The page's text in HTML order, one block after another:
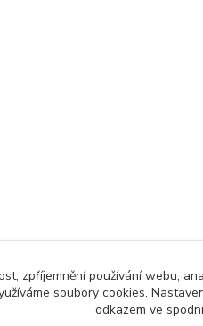
zpříjemnění používání webu,
soubory cookies.
odkazem ve